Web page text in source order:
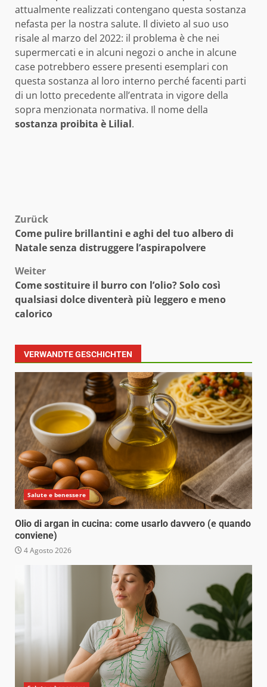
attualmente realizzati contengano questa sostanza
nefasta per la nostra salute. Il divieto al suo uso
risale al marzo del 2022: il problema è che nei
supermercati e in alcuni negozi o anche in alcune
case potrebbero essere presenti esemplari con
questa sostanza al loro interno perché facenti parti
di un lotto precedente all’entrata in vigore della
sopra menzionata normativa. Il nome della
sostanza proibita è Lilial.
Beitragsnavigation
Zurück
Come pulire brillantini e aghi del tuo albero di
Natale senza distruggere l’aspirapolvere
Weiter
Come sostituire il burro con l’olio? Solo così
qualsiasi dolce diventerà più leggero e meno
calorico
VERWANDTE GESCHICHTEN
Salute e benessere
Olio di argan in cucina: come usarlo davvero (e quando
conviene)
4 Agosto 2026